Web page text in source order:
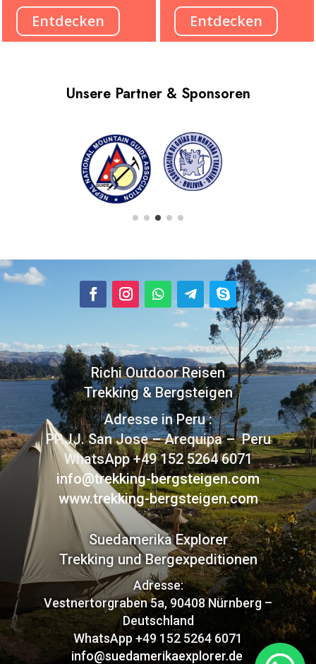
Entdecken Entdecken
Unsere Partner & Sponsoren
Richi Outdoor Reisen
Trekking & Bergsteigen
Adresse in Peru :
PP.JJ. San Jose – Arequipa – Peru
WhatsApp +49 152 5264 6071
info@trekking-bergsteigen.com
www.trekking-bergsteigen.com
Suedamerika Explorer
Trekking und Bergexpeditionen
Adresse:
Vestnertorgraben 5a, 90408 Nürnberg –
Deutschland
WhatsApp +49 152 5264 6071
info@suedamerikaexplorer.de